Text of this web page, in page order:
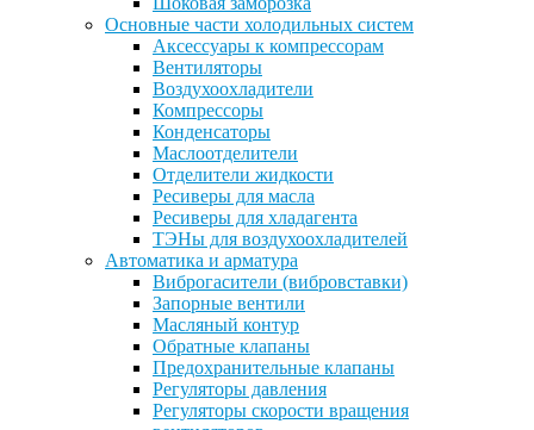
Основные части холодильных систем
Аксессуары к компрессорам
Вентиляторы
Воздухоохладители
Компрессоры
Конденсаторы
Маслоотделители
Отделители жидкости
Ресиверы для масла
Ресиверы для хладагента
ТЭНы для воздухоохладителей
Автоматика и арматура
Виброгасители (вибровставки)
Запорные вентили
Масляный контур
Обратные клапаны
Предохранительные клапаны
Регуляторы давления
Регуляторы скорости вращения